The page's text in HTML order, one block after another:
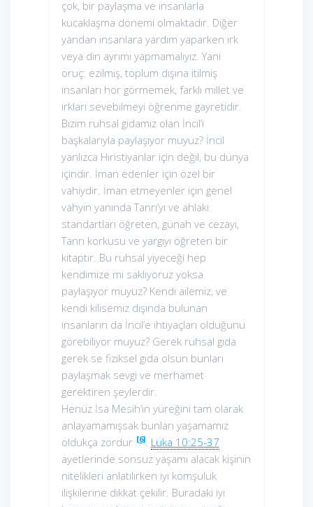
çok, bir paylaşma ve insanlarla
kucaklaşma dönemi olmaktadır. Diğer
yandan insanlara yardım yaparken ırk
veya din ayrımı yapmamalıyız. Yani
oruç: ezilmiş, toplum dışına itilmiş
insanları hor görmemek, farklı millet ve
ırkları sevebilmeyi öğrenme gayretidir.
Bizim ruhsal gıdamız olan İncil’i
başkalarıyla paylaşıyor muyuz? İncil
yanlızca Hıristiyanlar için değil, bu dünya
içindir. İman edenler için özel bir
vahiydir. İman etmeyenler için genel
vahyin yanında Tanrı’yı ve ahlaki
standartları öğreten, günah ve cezayı,
Tanrı korkusu ve yargıyı öğreten bir
kitaptır. Bu ruhsal yiyeceği hep
kendimize mi saklıyoruz yoksa
paylaşıyor muyuz? Kendi ailemiz, ve
kendi kilisemiz dışında bulunan
insanların da İncil’e ihtiyaçları olduğunu
görebiliyor muyuz? Gerek ruhsal gıda
gerek se fiziksel gıda olsun bunları
paylaşmak sevgi ve merhamet
gerektiren şeylerdir.
Henüz İsa Mesih’in yüreğini tam olarak
anlayamamışsak bunları yaşamamız
oldukça zordur [6]. Luka 10:25-37
ayetlerinde sonsuz yaşamı alacak kişinin
nitelikleri anlatılırken iyi komşuluk
ilişkilerine dikkat çekilir. Buradaki iyi